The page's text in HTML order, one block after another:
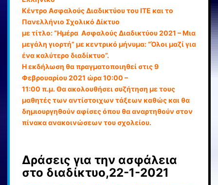
Κέντρο Ασφαλούς Διαδικτύου του ΙΤΕ και το
Πανελλήνιο Σχολικό Δίκτυο
με τίτλο: “Ημέρα Ασφαλούς Διαδικτύου 2021 – Μια
μεγάλη γιορτή” με κεντρικό μήνυμα: “Όλοι μαζί για
ένα καλύτερο διαδίκτυο”.
Η εκδήλωση θα πραγματοποιηθεί στις 9
Φεβρουαρίου 2021 ώρα 10:00 –
11:00 π.μ. Θα ακολουθήσει συζήτηση με τους
μαθητές των αντίστοιχων τάξεων καθώς και θα
δημιουργηθούν αφίσες όπου θα αναρτηθούν στον
πίνακα ανακοινώσεων του σχολείου.
Δράσεις για την ασφάλεια
στο διαδίκτυο,22-1-2021